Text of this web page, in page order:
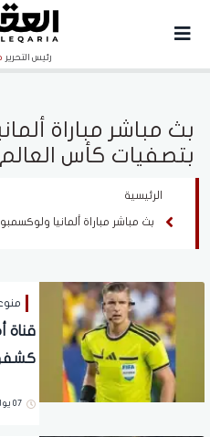
رئيس التحرير
بث مباشر مباراة
بتصفيات كأس العالم 2026
الرئيسية
بث مباشر مباراة ألمانيا
07 يوليو 2026 | 10:21 مساءً